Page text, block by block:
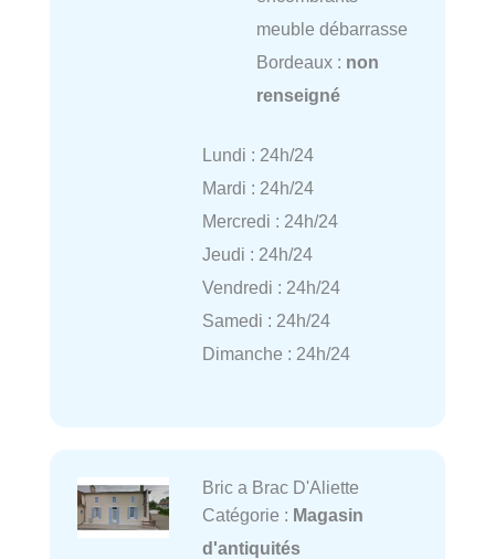
meuble débarrasse
Bordeaux : non
renseigné
Lundi : 24h/24
Mardi : 24h/24
Mercredi : 24h/24
Jeudi : 24h/24
Vendredi : 24h/24
Samedi : 24h/24
Dimanche : 24h/24
Bric a Brac D'Aliette
Catégorie : Magasin
d'antiquités